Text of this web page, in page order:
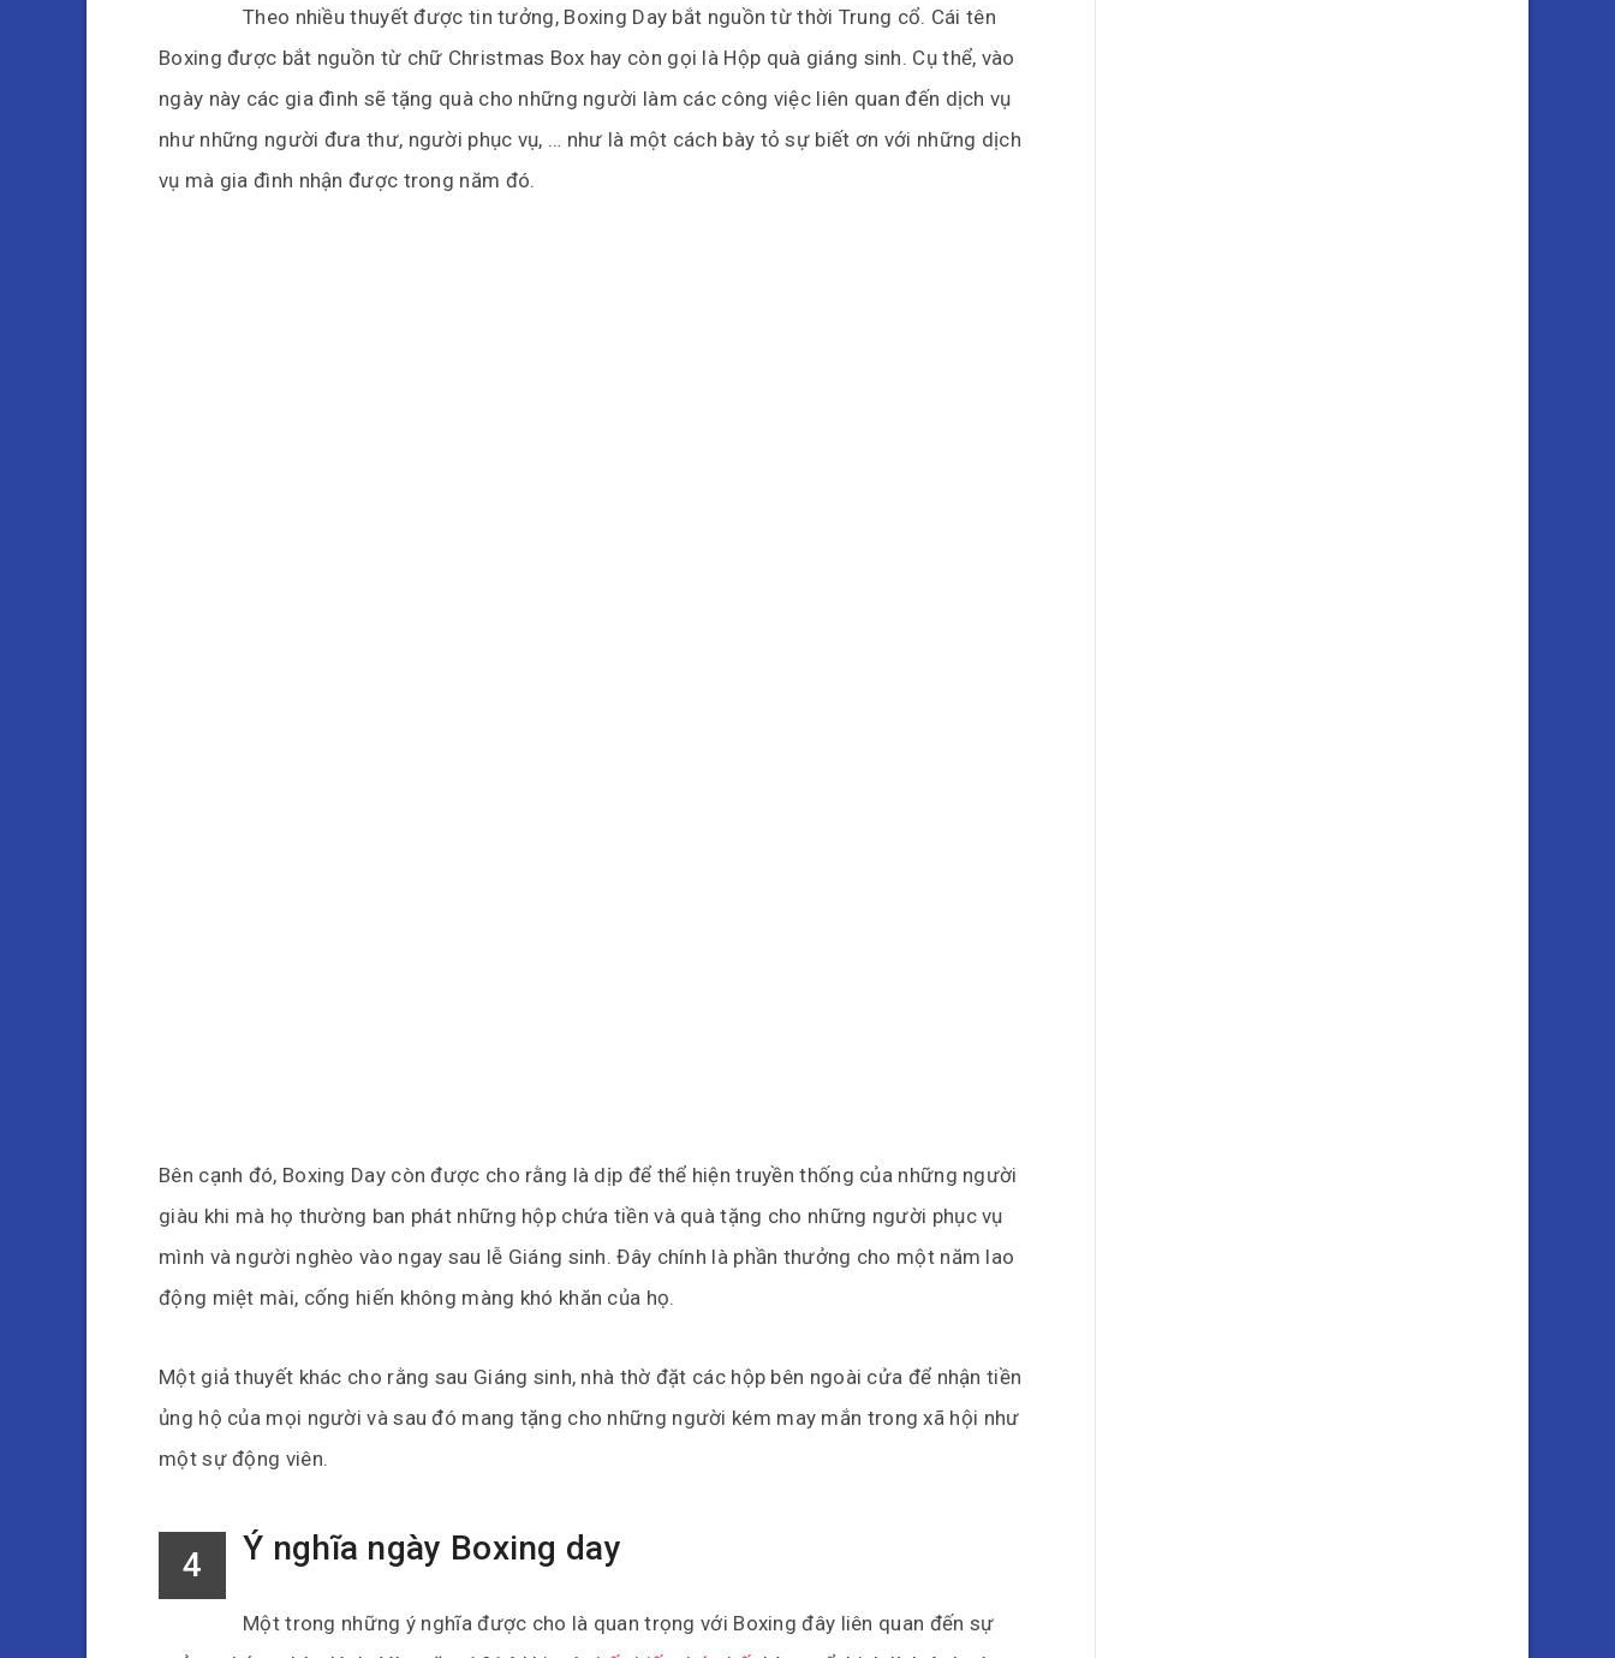
Theo nhiều thuyết được tin tưởng, Boxing Day bắt nguồn từ thời Trung cổ. Cái tên
Boxing được bắt nguồn từ chữ Christmas Box hay còn gọi là Hộp quà giáng sinh. Cụ thể, vào
ngày này các gia đình sẽ tặng quà cho những người làm các công việc liên quan đến dịch vụ
như những người đưa thư, người phục vụ, … như là một cách bày tỏ sự biết ơn với những dịch
vụ mà gia đình nhận được trong năm đó.
Bên cạnh đó, Boxing Day còn được cho rằng là dịp để thể hiện truyền thống của những người
giàu khi mà họ thường ban phát những hộp chứa tiền và quà tặng cho những người phục vụ
mình và người nghèo vào ngay sau lễ Giáng sinh. Đây chính là phần thưởng cho một năm lao
động miệt mài, cống hiến không màng khó khăn của họ.
Một giả thuyết khác cho rằng sau Giáng sinh, nhà thờ đặt các hộp bên ngoài cửa để nhận tiền
ủng hộ của mọi người và sau đó mang tặng cho những người kém may mắn trong xã hội như
một sự động viên.
4 Ý nghĩa ngày Boxing day
Một trong những ý nghĩa được cho là quan trọng với Boxing đây liên quan đến sự